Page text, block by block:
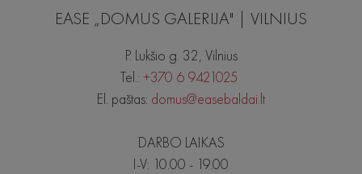
EASE „DOMUS GALERIJA" | VILNIUS
P. Lukšio g. 32, Vilnius
Tel.: +370 6 9421025
El. paštas: domus@easebaldai.lt
DARBO LAIKAS
I-V: 10.00 - 19.00